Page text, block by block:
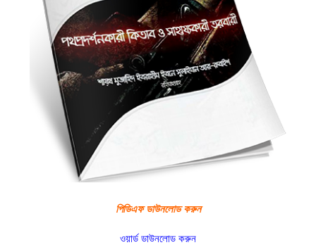
পিডিএফ ডাউনলোড করুন
ওয়ার্ড ডাউনলোড করুন